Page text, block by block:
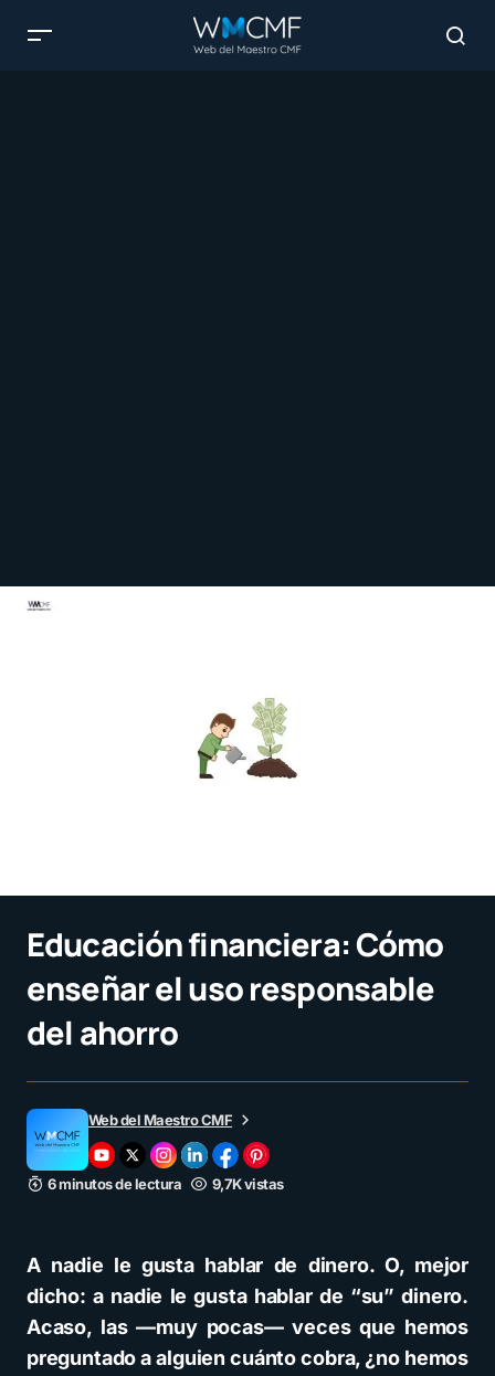
Educación financiera: Cómo
enseñar el uso responsable
del ahorro
Web del Maestro CMF
6 minutos de lectura 9,7K vistas
A nadie le gusta hablar de dinero. O, mejor
dicho: a nadie le gusta hablar de “su” dinero.
Acaso, las —muy pocas— veces que hemos
preguntado a alguien cuánto cobra, ¿no hemos